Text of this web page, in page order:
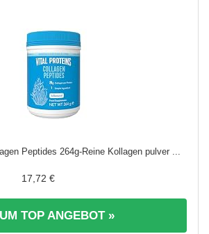
Peptides 264g-Reine Kollagen pulver ...
17,72 €
TOP ANGEBOT »